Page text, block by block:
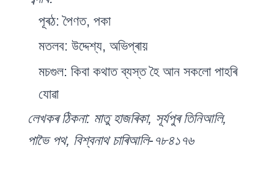
পূৰঠ: পৈণত, পকা
মতলব: উদ্দেশ্য, অভিপ্ৰায়
মচগুল: কিবা কথাত ব্যস্ত হৈ আন সকলো পাহৰি
যোৱা
লেখকৰ ঠিকনা: মাতু হাজৰিকা, সূৰ্যপুৰ তিনিআলি,
পাভৈ পথ, বিশ্বনাথ চাৰিআলি-৭৮৪১৭৬